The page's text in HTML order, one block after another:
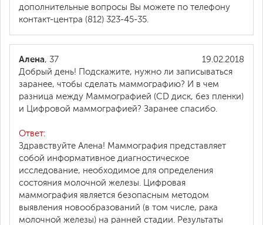
дополнительные вопросы Вы можете по телефону
контакт-центра (812) 323-45-35.
19.02.2018
Алена, 37
Добрый день! Подскажите, нужно ли записываться
заранее, чтобы сделать маммографию? И в чем
разница между Маммографией (CD диск, без пленки)
и Цифровой маммографией? Заранее спасибо.
Ответ:
Здравствуйте Алена! Маммография представляет
собой информативное диагностическое
исследование, необходимое для определения
состояния молочной железы. Цифровая
маммография является безопасным методом
выявления новообразований (в том числе, рака
молочной железы) на ранней стадии. Результаты